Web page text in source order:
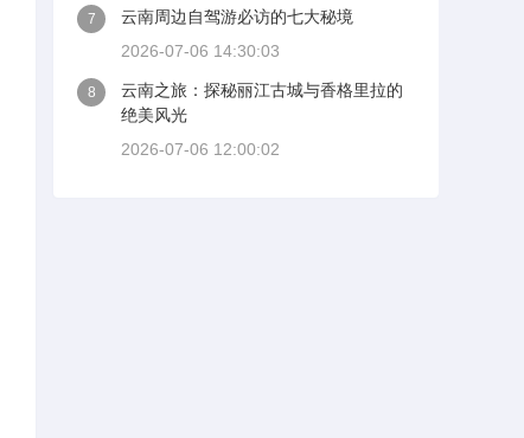
7
云南周边自驾游必访的七大秘境
2026-07-06 14:30:03
8
云南之旅：探秘丽江古城与香格里拉的
绝美风光
2026-07-06 12:00:02